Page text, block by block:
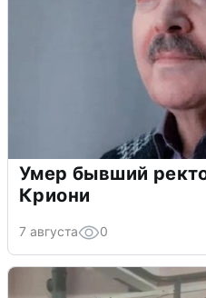
Умер бывший
Криони
7 августа 0